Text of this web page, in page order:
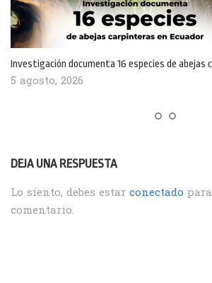
Investigación documenta 16 especies de abejas
5 agosto, 2026
DEJA UNA RESPUESTA
Lo siento, debes estar conectado
comentario.